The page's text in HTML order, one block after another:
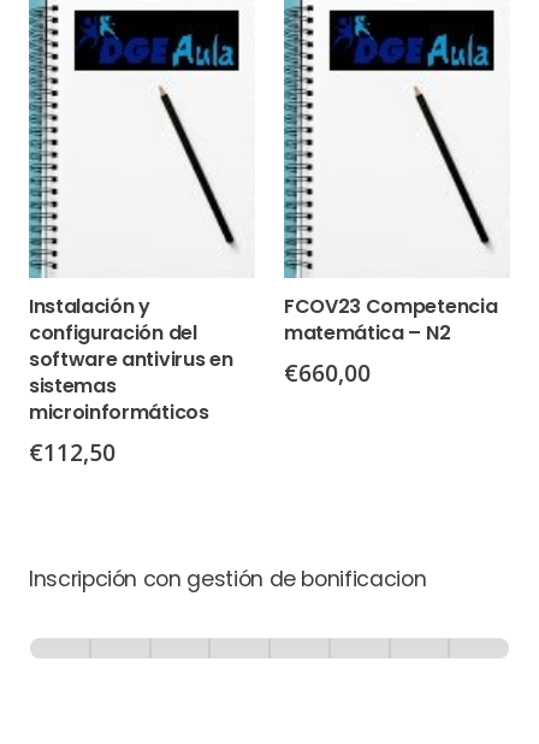
Instalación y
configuración del
software antivirus en
sistemas
microinformáticos
€112,50
FCOV23 Competencia
matemática – N2
€660,00
Inscripción con gestión de bonificacion
-